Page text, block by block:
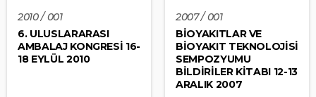
2010 / 001
6. ULUSLARARASI
AMBALAJ KONGRESİ 16-
18 EYLÜL 2010
2007 / 001
BİOYAKITLAR VE
BİOYAKIT TEKNOLOJİSİ
SEMPOZYUMU
BİLDİRİLER KİTABI 12-13
ARALIK 2007